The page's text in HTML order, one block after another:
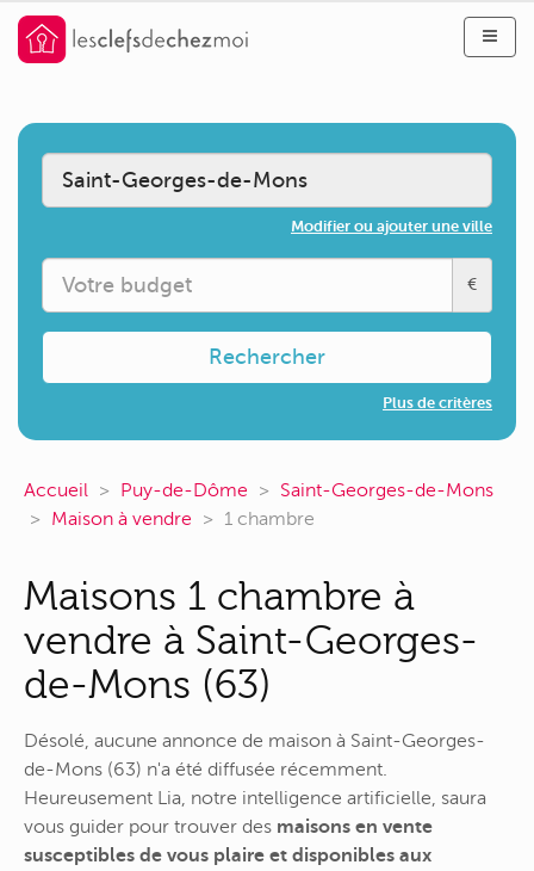
Modifier ou ajouter une ville
€
Rechercher
Plus de critères
Accueil Puy-de-Dôme
Saint-Georges-de-Mons
Maison à vendre
1 chambre
Maisons 1 chambre à
vendre à Saint-Georges-
de-Mons (63)
Désolé, aucune annonce de maison à Saint-Georges-
de-Mons (63) n'a été diffusée récemment.
Heureusement Lia, notre intelligence artificielle, saura
vous guider pour trouver des maisons en vente
susceptibles de vous plaire et disponibles aux